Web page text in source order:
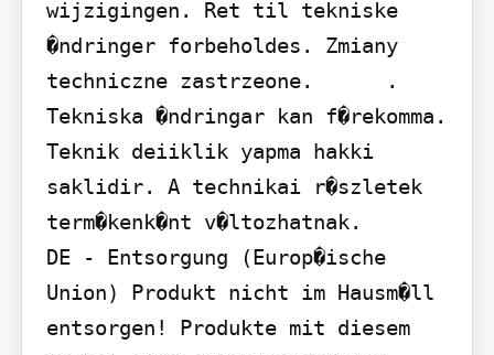
wijzigingen. Ret til tekniske
�ndringer forbeholdes. Zmiany
techniczne zastrzeone.      .
Tekniska �ndringar kan f�rekomma.
Teknik deiiklik yapma hakki
saklidir. A technikai r�szletek
term�kenk�nt v�ltozhatnak.
DE - Entsorgung (Europ�ische
Union) Produkt nicht im Hausm�ll
entsorgen! Produkte mit diesem